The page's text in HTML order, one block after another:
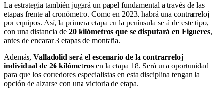
La estrategia también jugará un papel fundamental a través de las
etapas frente al cronómetro. Como en 2023, habrá una contrarreloj
por equipos. Así, la primera etapa en la península será de este tipo,
con una distancia de 20 kilómetros que se disputará en Figueres,
antes de encarar 3 etapas de montaña.
Además, Valladolid será el escenario de la contrarreloj
individual de 26 kilómetros en la etapa 18. Será una oportunidad
para que los corredores especialistas en esta disciplina tengan la
opción de alzarse con una victoria de etapa.